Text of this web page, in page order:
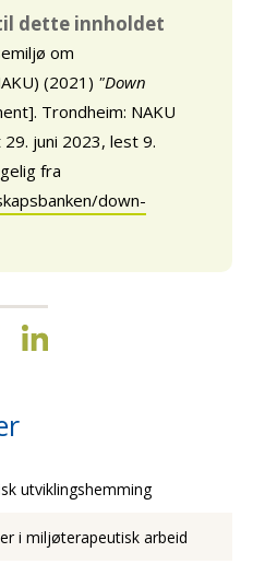
dette innholdet
om
(2021) "Down
Trondheim: NAKU
juni 2023, lest 9.
fra
down-
utviklingshemming
i miljøterapeutisk arbeid